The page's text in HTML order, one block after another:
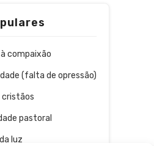
compaixão
(falta de opressão)
cristãos
pastoral
luz